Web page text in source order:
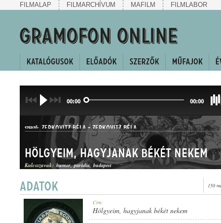
FILMALAP FILMARCHÍVUM MAFILM FILMLABOR
00:00 00:00
SZERZŐ: ZERKOVITZ BÉLA-ZERKOVITZ BÉLA
KUPLÉ
Hölgyeim, hagyjanak békét nekem
Kulcsszavak: humor paródia budapest
150
Cím:
Hölgyeim, hagyjanak békét nekem